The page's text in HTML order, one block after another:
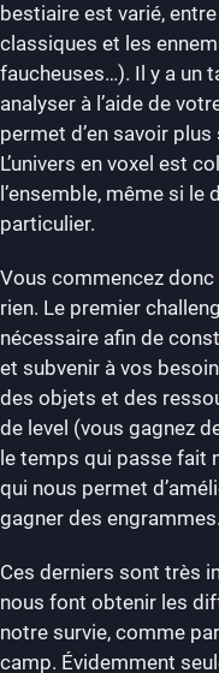
bestiaire est varié,
classiques et les
faucheuses…). Il y a un
analyser à l’aide de
permet d’en savoir
L’univers en voxel est
l’ensemble, même si
particulier.
Vous commencez donc
rien. Le premier
nécessaire afin de
et subvenir à vos
des objets et des
de level (vous gagnez
le temps qui passe fait
qui nous permet
gagner des engrammes.
Ces derniers sont très
nous font obtenir les
notre survie, comme
camp. Évidemment